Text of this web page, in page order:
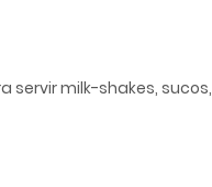
servir milk-shakes, sucos,